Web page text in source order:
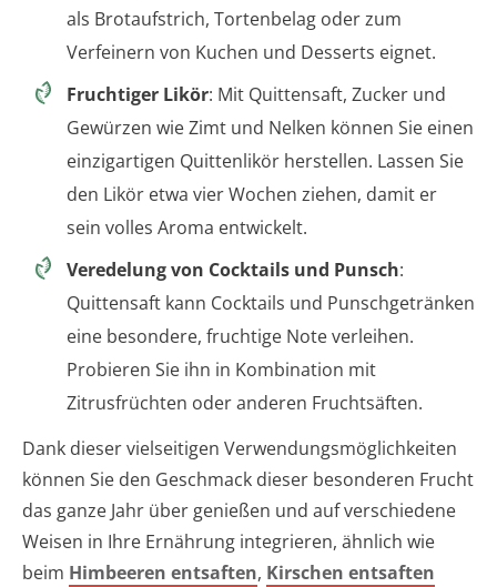
als Brotaufstrich, Tortenbelag oder zum
Verfeinern von Kuchen und Desserts eignet.
Fruchtiger Likör: Mit Quittensaft, Zucker und
Gewürzen wie Zimt und Nelken können Sie einen
einzigartigen Quittenlikör herstellen. Lassen Sie
den Likör etwa vier Wochen ziehen, damit er
sein volles Aroma entwickelt.
Veredelung von Cocktails und Punsch:
Quittensaft kann Cocktails und Punschgetränken
eine besondere, fruchtige Note verleihen.
Probieren Sie ihn in Kombination mit
Zitrusfrüchten oder anderen Fruchtsäften.
Dank dieser vielseitigen Verwendungsmöglichkeiten
können Sie den Geschmack dieser besonderen Frucht
das ganze Jahr über genießen und auf verschiedene
Weisen in Ihre Ernährung integrieren, ähnlich wie
beim Himbeeren entsaften, Kirschen entsaften